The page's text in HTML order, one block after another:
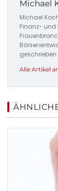
Michael
Michael
Finanz- und
Alle Artikel